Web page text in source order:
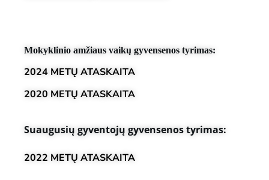
Mokyklinio amžiaus vaikų gyvensenos tyrimas:
2024 METŲ ATASKAITA
2020 METŲ ATASKAITA
Suaugusių gyventojų gyvensenos tyrimas:
2022 METŲ ATASKAITA